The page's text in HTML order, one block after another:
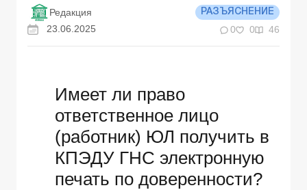
Редакция РАЗЪЯСНЕНИЕ
23.06.2025 0 0 46
Имеет ли право
ответственное лицо
(работник) ЮЛ получить в
КПЭДУ ГНС электронную
печать по доверенности?